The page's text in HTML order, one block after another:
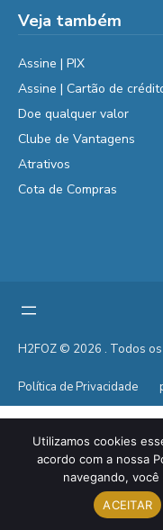
Veja também
Assine | PIX
Assine | Cartão de
Doe qualquer valor
Clube de Vantagens
Atrativos
Cota de Compras
H2FOZ © 2026 . Todos
Política de Privacidade
Utilizamos cookies
acordo com a nossa
navegando,
ACEITAR